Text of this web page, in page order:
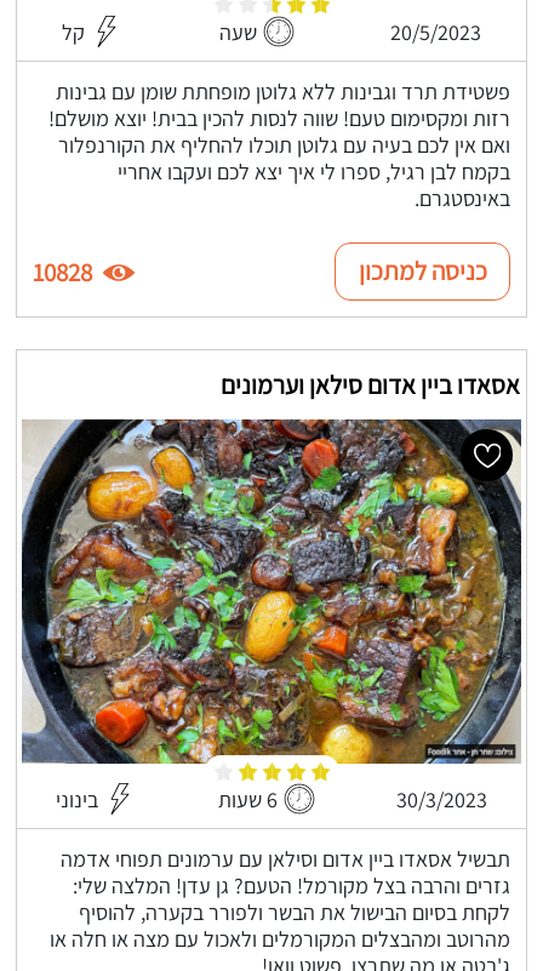
20/5/2023 שעה קל
פשטידת תרד וגבינות ללא גלוטן מופחתת שומן עם גבינות
רזות ומקסימום טעם! שווה לנסות להכין בבית! יוצא מושלם!
ואם אין לכם בעיה עם גלוטן תוכלו להחליף את הקורנפלור
בקמח לבן רגיל, ספרו לי איך יצא לכם ועקבו אחריי
באינסטגרם.
כניסה למתכון 10828
אסאדו ביין אדום סילאן וערמונים
30/3/2023 6 שעות בינוני
תבשיל אסאדו ביין אדום וסילאן עם ערמונים תפוחי אדמה
גזרים והרבה בצל מקורמל! הטעם? גן עדן! המלצה שלי:
לקחת בסיום הבישול את הבשר ולפורר בקערה, להוסיף
מהרוטב ומהבצלים המקורמלים ולאכול עם מצה או חלה או
ג'בטה או מה שתרצו, פשוט וואו!